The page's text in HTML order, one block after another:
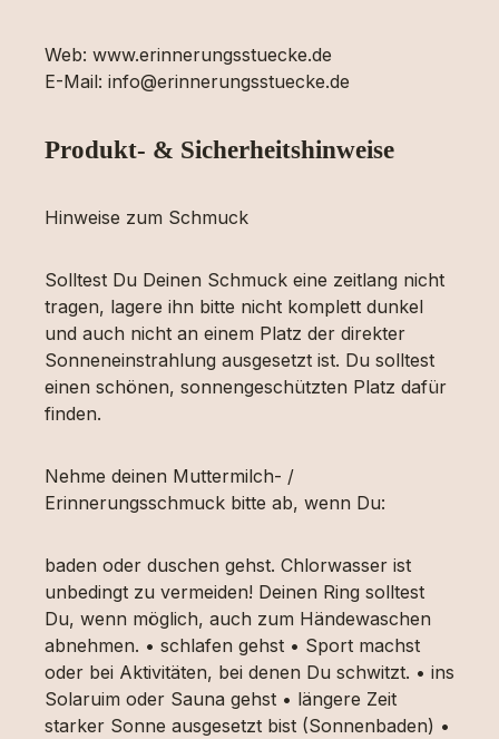
Web: www.erinnerungsstuecke.de
E-Mail: info@erinnerungsstuecke.de
Produkt- & Sicherheitshinweise
Hinweise zum Schmuck
Solltest Du Deinen Schmuck eine zeitlang nicht
tragen, lagere ihn bitte nicht komplett dunkel
und auch nicht an einem Platz der direkter
Sonneneinstrahlung ausgesetzt ist. Du solltest
einen schönen, sonnengeschützten Platz dafür
finden.
Nehme deinen Muttermilch- /
Erinnerungsschmuck bitte ab, wenn Du:
baden oder duschen gehst. Chlorwasser ist
unbedingt zu vermeiden! Deinen Ring solltest
Du, wenn möglich, auch zum Händewaschen
abnehmen. • schlafen gehst • Sport machst
oder bei Aktivitäten, bei denen Du schwitzt. • ins
Solaruim oder Sauna gehst • längere Zeit
starker Sonne ausgesetzt bist (Sonnenbaden) •